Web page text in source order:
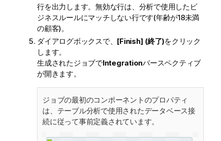
行を出力します。無効な行は、分析で使用したビ
ジネスルールにマッチしない行です(年齢が18未満
の顧客)。
ダイアログボックスで、 [Finish] (終了)をクリック
します。
生成されたジョブでIntegrationパースペクティブ
が開きます。
ジョブの最初のコンポーネントのプロパティ
は、テーブル分析で使用されたデータベース接
続に従って事前定義されています。